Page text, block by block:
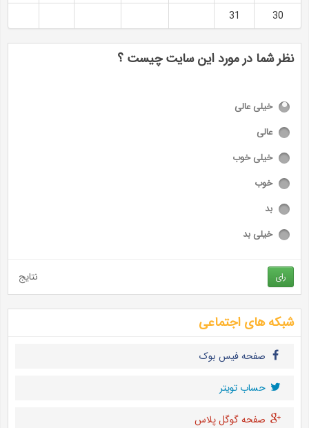
30
31
نظر شما در مورد این سایت چیست ؟
خیلی عالی
عالی
خیلی خوب
خوب
بد
خیلی بد
رای نتایج
شبکه های اجتماعی
صفحه فیس بوک
حساب تويتر
صفحه گوگل پلاس